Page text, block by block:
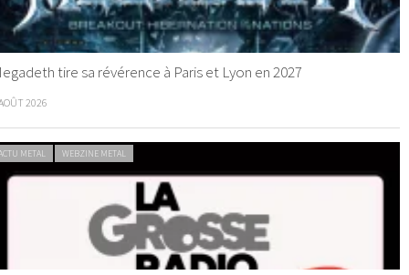
tire sa révérence à Paris et Lyon en 2027
2026
METAL WEBZINE METAL